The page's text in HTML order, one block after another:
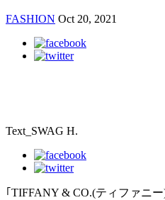
FASHION Oct 20, 2021
Text_SWAG H.
｢TIFFANY & CO.(ティファニ